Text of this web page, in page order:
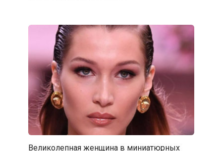
Великолепная женщина в миниатюрных